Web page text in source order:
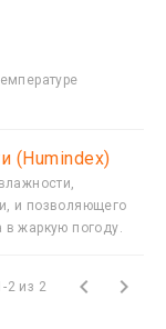
(Humindex)
и позволяющего
в жаркую погоду.
2 из 2  